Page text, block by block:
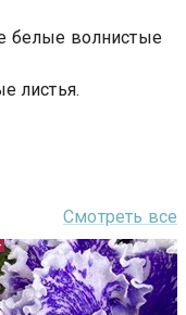
белые волнистые
листья.
Смотреть все